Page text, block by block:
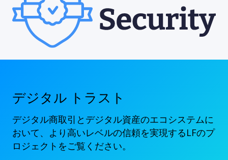
デジタル トラスト
デジタル商取引とデジタル資産のエコシステムに
おいて、より高いレベルの信頼を実現するLFのプ
ロジェクトをご覧ください。